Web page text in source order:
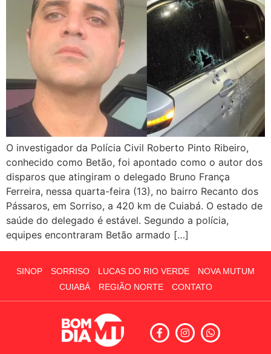
O investigador da Polícia Civil Roberto Pinto Ribeiro,
conhecido como Betão, foi apontado como o autor dos
disparos que atingiram o delegado Bruno França
Ferreira, nessa quarta-feira (13), no bairro Recanto dos
Pássaros, em Sorriso, a 420 km de Cuiabá. O estado de
saúde do delegado é estável. Segundo a polícia,
equipes encontraram Betão armado […]
SINOP SORRISO LUCAS DO RIO VERDE
NOVA MUTUM
CUIABÁ
REGIÃO NORTE CONTATO